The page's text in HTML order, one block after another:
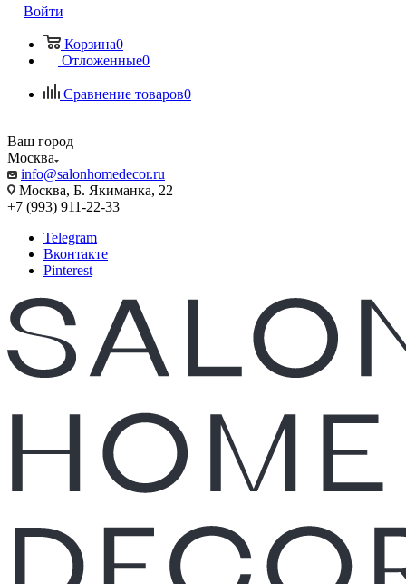
Войти
Корзина0
Отложенные0
Сравнение товаров0
Ваш город
Москва
info@salonhomedecor.ru
Москва, Б. Якиманка, 22
+7 (993) 911-22-33
Telegram
Вконтакте
Pinterest